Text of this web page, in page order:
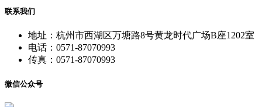
联系我们
地址：杭州市西湖区万塘路8号黄龙时代广场B座1202室
电话：0571-87070993
传真：0571-87070993
微信公众号